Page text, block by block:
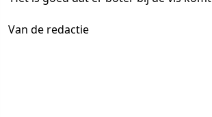
Van de redactie